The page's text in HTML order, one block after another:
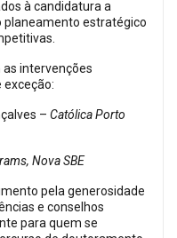
à candidatura a
planeamento estratégico
intervenções
exceção:
– Católica Porto
Nova SBE
pela generosidade
e conselhos
para quem se